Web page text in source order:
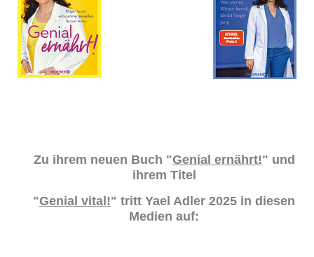
Zu ihrem neuen Buch "Genial ernährt!" und
ihrem Titel
"Genial vital!" tritt Yael Adler 2025 in diesen
Medien auf: